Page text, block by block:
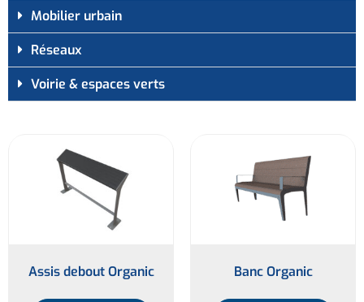
Mobilier urbain​
Réseaux​
Voirie & espaces verts
Assis debout Organic Banc Organic